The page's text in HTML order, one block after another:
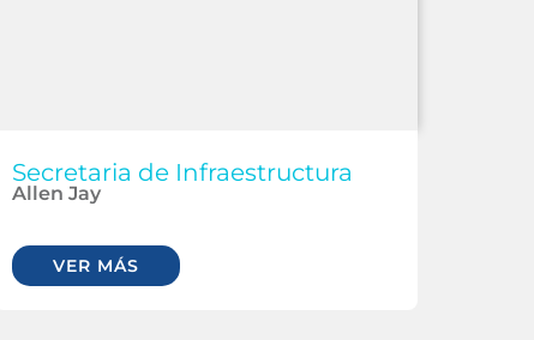
Secretaria de Infraestructura
Allen Jay
VER MÁS